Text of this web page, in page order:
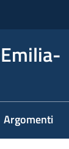
Argomenti